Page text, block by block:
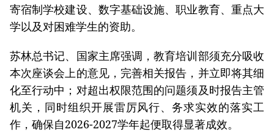
寄宿制学校建设、数字基础设施、职业教育、重点大
学以及对困难学生的资助。
苏林总书记、国家主席强调，教育培训部须充分吸收
本次座谈会上的意见，完善相关报告，并立即将其细
化至行动中；对超出权限范围的问题须及时报告主管
机关，同时组织开展雷厉风行、务求实效的落实工
作，确保自2026-2027学年起便取得显著成效。